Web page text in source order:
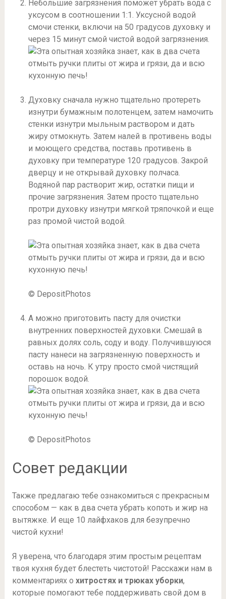
Небольшие загрязнения поможет убрать вода с
уксусом в соотношении 1:1. Уксусной водой
смочи стенки, включи на 50 градусов духовку и
через 15 минут смой чистой водой загрязнения.
Духовку сначала нужно тщательно протереть
изнутри бумажным полотенцем, затем намочить
стенки изнутри мыльным раствором и дать
жиру отмокнуть. Затем налей в противень воды
и моющего средства, поставь противень в
духовку при температуре 120 градусов. Закрой
дверцу и не открывай духовку полчаса.
Водяной пар растворит жир, остатки пищи и
прочие загрязнения. Затем просто тщательно
протри духовку изнутри мягкой тряпочкой и еще
раз промой чистой водой.
© DepositPhotos
А можно приготовить пасту для очистки
внутренних поверхностей духовки. Смешай в
равных долях соль, соду и воду. Получившуюся
пасту нанеси на загрязненную поверхность и
оставь на ночь. К утру просто смой чистящий
порошок водой.
© DepositPhotos
Совет редакции
Также предлагаю тебе ознакомиться с прекрасным
способом — как в два счета убрать копоть и жир на
вытяжке. И еще 10 лайфхаков для безупречно
чистой кухни!
Я уверена, что благодаря этим простым рецептам
твоя кухня будет блестеть чистотой! Расскажи нам в
комментариях о хитростях и трюках уборки,
которые помогают тебе поддерживать свой дом в